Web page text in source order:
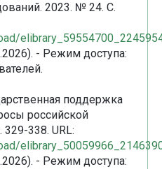
2023. № 24. С.
- Режим доступа:
поддержка
российской
338. URL:
- Режим доступа: